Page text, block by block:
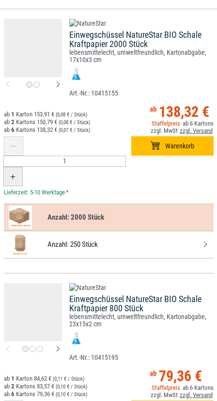
Einwegschüssel NatureStar BIO Schale
Kraftpapier 2000 Stück
lebensmittelecht, umweltfreundlich, Kartonabgabe,
17x10x3 cm
10415155
138,32 €
6
1 153,91 € (0,08 € / Stück)
2 150,79 € (0,08 € / Stück)
6 138,32 € (0,07 € / Stück)
*
Anzahl:2000 Stück
Anzahl: 250 Stück
Einwegschüssel NatureStar BIO Schale
Kraftpapier 800 Stück
lebensmittelecht, umweltfreundlich, Kartonabgabe,
23x15x2 cm
10415195
79,36 €
6
1 84,62 € (0,11 € / Stück)
2 83,57 € (0,10 € / Stück)
6 79,36 € (0,10 € / Stück)